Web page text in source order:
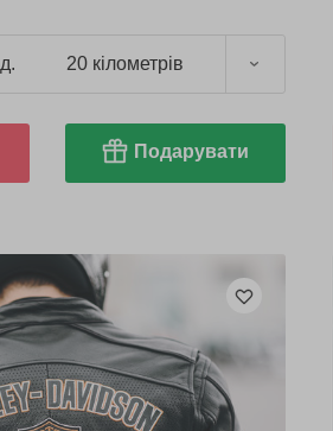
20 кілометрів
Подарувати